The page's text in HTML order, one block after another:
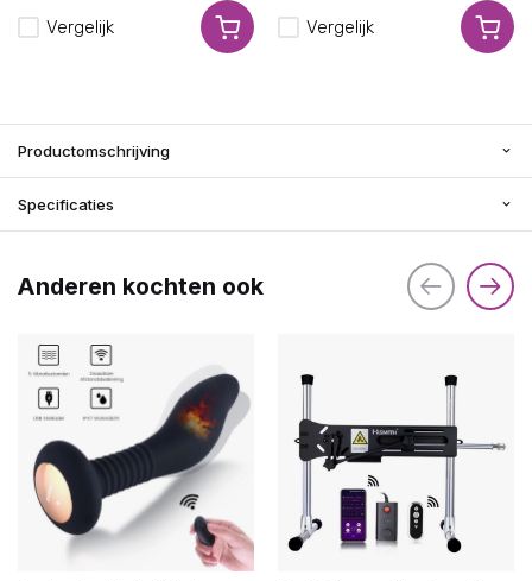
Vergelijk Vergelijk
Productomschrijving
Specificaties
Anderen kochten ook